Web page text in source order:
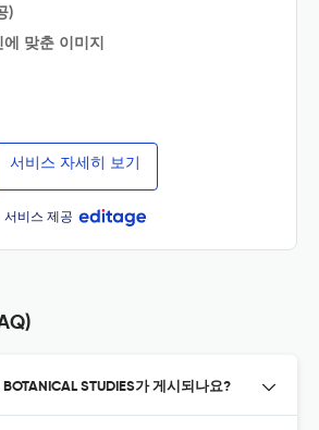
)
맞춘 이미지
서비스 자세히 보기
서비스 제공
STUDIES가 게시되나요?